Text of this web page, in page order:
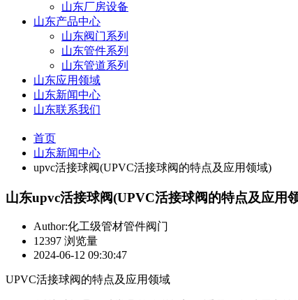
山东厂房设备
山东产品中心
山东阀门系列
山东管件系列
山东管道系列
山东应用领域
山东新闻中心
山东联系我们
首页
山东新闻中心
upvc活接球阀(UPVC活接球阀的特点及应用领域)
山东upvc活接球阀(UPVC活接球阀的特点及应用
Author:化工级管材管件阀门
12397 浏览量
2024-06-12 09:30:47
UPVC活接球阀的特点及应用领域